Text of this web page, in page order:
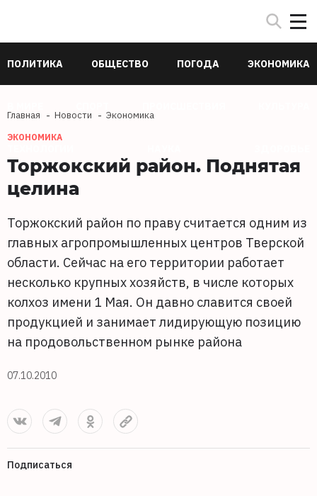
ПОЛИТИКА ОБЩЕСТВО ПОГОДА ЭКОНОМИКА
Главная Новости Экономика
ЭКОНОМИКА
Торжокский район. Поднятая
целина
Торжокский район по праву считается одним из
главных агропромышленных центров Тверской
области. Сейчас на его территории работает
несколько крупных хозяйств, в числе которых
колхоз имени 1 Мая. Он давно славится своей
продукцией и занимает лидирующую позицию
на продовольственном рынке района
07.10.2010
Подписаться